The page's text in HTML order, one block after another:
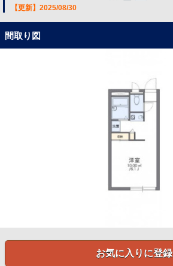
【更新】2025/08/30
間取り図
お気に入りに登録